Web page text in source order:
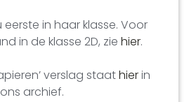
eerste in haar klasse. Voor
in de klasse 2D, zie hier.
verslag staathierin
ons archief.